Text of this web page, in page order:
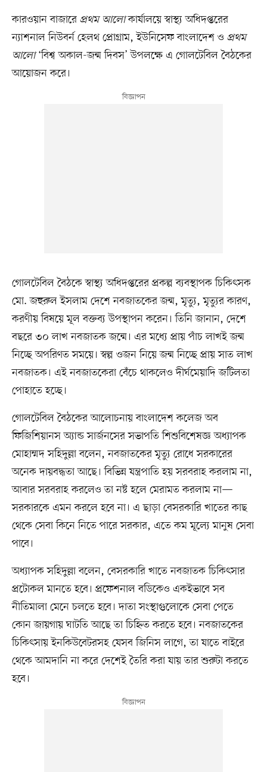
কারওয়ান বাজারে প্রথম আলোকার্যালয়ে স্বাস্থ্য অধিদপ্তরের
ন্যাশনাল নিউবর্ন হেলথ প্রোগ্রাম, ইউনিসেফ বাংলাদেশ ও প্রথম
আলো‘বিশ্ব অকাল-জন্ম দিবস’ উপলক্ষে এ গোলটেবিল বৈঠকের
আয়োজন করে।
গোলটেবিল বৈঠকে স্বাস্থ্য অধিদপ্তরের প্রকল্প ব্যবস্থাপক চিকিৎসক
মো. জহুরুল ইসলাম দেশে নবজাতকের জন্ম, মৃত্যু, মৃত্যুর কারণ,
করণীয় বিষয়ে মূল বক্তব্য উপস্থাপন করেন। তিনি জানান, দেশে
বছরে ৩০ লাখ নবজাতক জন্মে। এর মধ্যে প্রায় পাঁচ লাখই জন্ম
নিচ্ছে অপরিণত সময়ে। স্বল্প ওজন নিয়ে জন্ম নিচ্ছে প্রায় সাত লাখ
নবজাতক। এই নবজাতকেরা বেঁচে থাকলেও দীর্ঘমেয়াদি জটিলতা
পোহাতে হচ্ছে।
গোলটেবিল বৈঠকের আলোচনায় বাংলাদেশ কলেজ অব
ফিজিশিয়ানস অ্যান্ড সার্জনসের সভাপতি শিশুবিশেষজ্ঞ অধ্যাপক
মোহাম্মদ সহিদুল্লা বলেন, নবজাতকের মৃত্যু রোধে সরকারের
অনেক দায়বদ্ধতা আছে। বিভিন্ন যন্ত্রপাতি হয় সরবরাহ করলাম না,
আবার সরবরাহ করলেও তা নষ্ট হলে মেরামত করলাম না—
সরকারকে এমন করলে হবে না। এ ছাড়া বেসরকারি খাতের কাছ
থেকে সেবা কিনে নিতে পারে সরকার, এতে কম মূল্যে মানুষ সেবা
পাবে।
অধ্যাপক সহিদুল্লা বলেন, বেসরকারি খাতে নবজাতক চিকিৎসার
প্রটোকল মানতে হবে। প্রফেশনাল বডিকেও একইভাবে সব
নীতিমালা মেনে চলতে হবে। দাতা সংস্থাগুলোকে সেবা পেতে
কোন জায়গায় ঘাটতি আছে তা চিহ্নিত করতে হবে। নবজাতকের
চিকিৎসায় ইনকিউবেটরসহ যেসব জিনিস লাগে, তা যাতে বাইরে
থেকে আমদানি না করে দেশেই তৈরি করা যায় তার শুরুটা করতে
হবে।